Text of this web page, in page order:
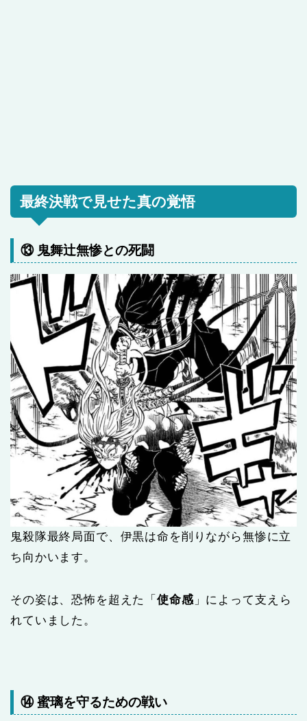
最終決戦で見せた真の覚悟
⑬ 鬼舞辻無惨との死闘
鬼殺隊最終局面で、伊黒は命を削りながら無惨に立
ち向かいます。
その姿は、恐怖を超えた「使命感 」によって支えら
れていました。
⑭ 蜜璃を守るための戦い